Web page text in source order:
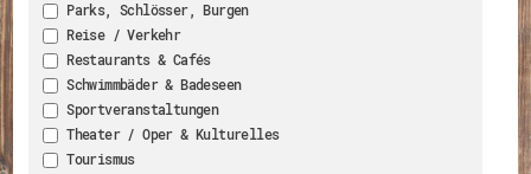
Parks, Schlösser, Burgen
Reise / Verkehr
Restaurants & Cafés
Schwimmbäder & Badeseen
Sportveranstaltungen
Theater / Oper & Kulturelles
Tourismus